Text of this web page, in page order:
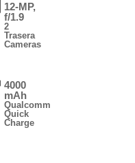
12-MP,
f/1.9
2
Trasera
Cameras
4000
mAh
Qualcomm
Quick
Charge